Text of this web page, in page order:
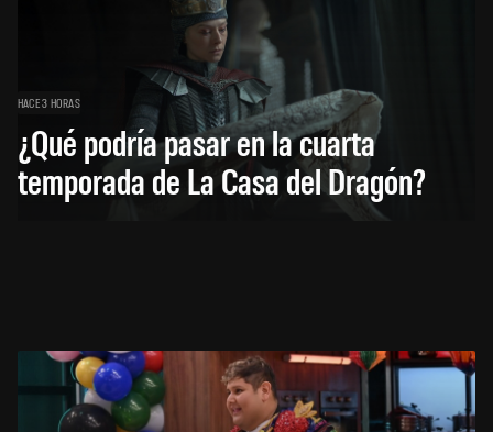
HACE 3 HORAS
¿Qué podría pasar en la cuarta
temporada de La Casa del Dragón?